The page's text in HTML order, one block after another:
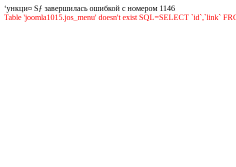
‘ункци¤ Ѕƒ завершилась ошибкой с номером 1146
Table 'joomla1015.jos_menu' doesn't exist SQL=SELECT `id`,`link`